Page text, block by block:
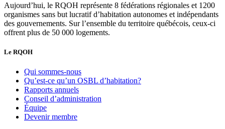
Aujourd’hui, le RQOH représente 8 fédérations régionales et 1200
organismes sans but lucratif d’habitation autonomes et indépendants
des gouvernements. Sur l’ensemble du territoire québécois, ceux-ci
offrent plus de 50 000 logements.
Le RQOH
Qui sommes-nous
Qu’est-ce qu’un OSBL d’habitation?
Rapports annuels
Conseil d’administration
Équipe
Devenir membre